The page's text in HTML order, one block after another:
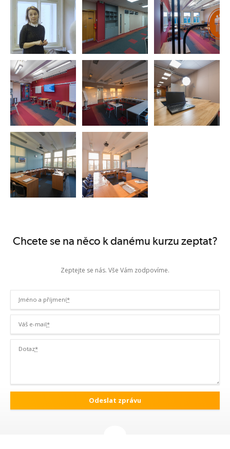
Chcete se na něco k danému kurzu zeptat?
Zeptejte se nás. Vše Vám zodpovíme.
Jméno a příjmení*
Váš e-mail*
Dotaz*